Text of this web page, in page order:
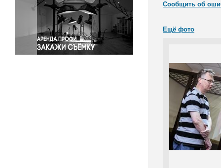
Спорт
Экология
Экономика и бизнес
Сообщить об
Ещё фото